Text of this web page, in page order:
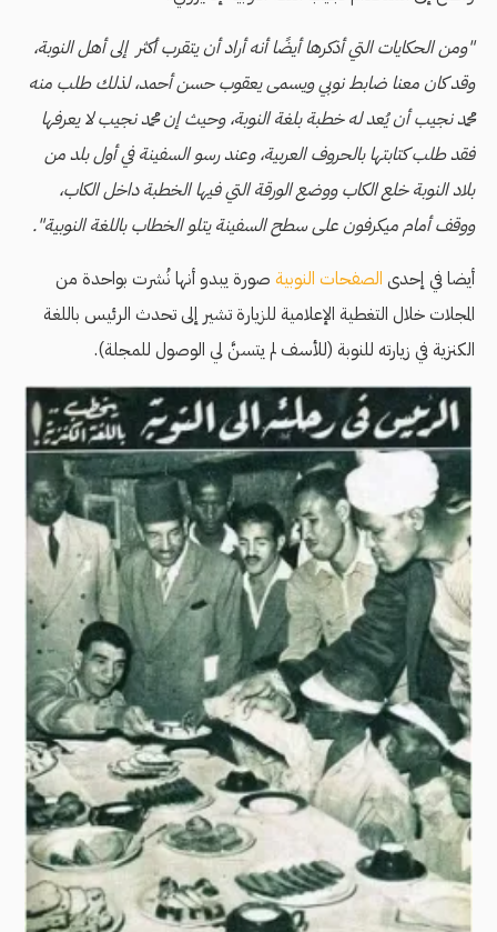
"ومن الحكايات التي أذكرها أيضًا أنه أراد أن يتقرب أكثر إلى أهل النوبة،
وقد كان معنا ضابط نوبي ويسمى يعقوب حسن أحمد، لذلك طلب منه
محمد نجيب أن يُعد له خطبة بلغة النوبة، وحيث إن محمد نجيب لا يعرفها
فقد طلب كتابتها بالحروف العربية، وعند رسو السفينة في أول بلد من
بلاد النوبة خلع الكاب ووضع الورقة التي فيها الخطبة داخل الكاب،
ووقف أمام ميكرفون على سطح السفينة يتلو الخطاب باللغة النوبية".
أيضا في إحدى الصفحات النوبية صورة يبدو أنها نُشرت بواحدة من
المجلات خلال التغطية الإعلامية للزيارة تشير إلى تحدث الرئيس باللغة
الكنزية في زيارته للنوبة (للأسف لم يتسنَّ لي الوصول للمجلة).